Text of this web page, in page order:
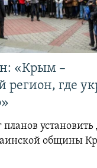
«Крым –
регион, где
планов
общины